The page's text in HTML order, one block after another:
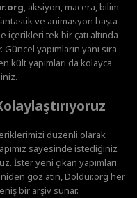
, aksiyon, macera, bilim
ve animasyon başta
tek bir çatı altında
yapımların yanı sıra
kült yapımları da kolayca
düzenli olarak
sayesinde istediğiniz
İster yeni çıkan yapımları
göz atın, Doldur.org her
bir arşiv sunar.